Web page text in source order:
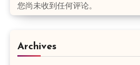
您尚未收到任何评论。
Archives